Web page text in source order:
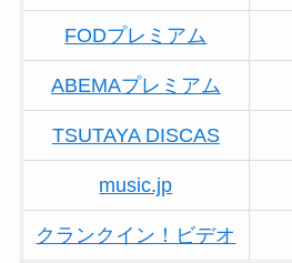
FODプレミアム
ABEMAプレミアム
TSUTAYA DISCAS
music.jp
クランクイン！ビデオ